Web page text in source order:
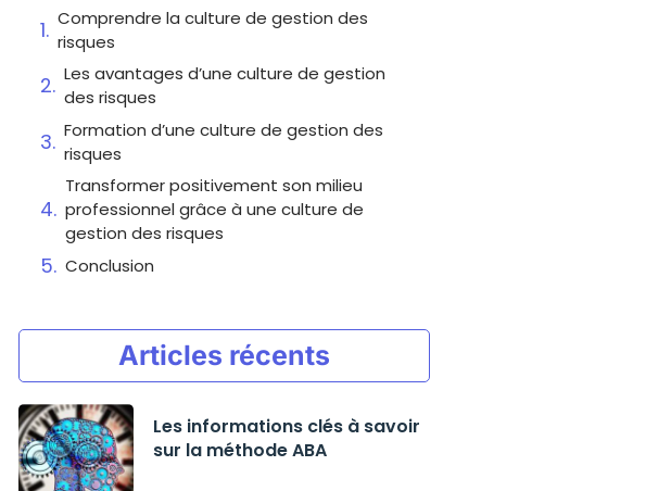
Comprendre la culture de gestion des
risques
Les avantages d’une culture de gestion
des risques
Formation d’une culture de gestion des
risques
Transformer positivement son milieu
professionnel grâce à une culture de
gestion des risques
Conclusion
Articles récents
Les informations clés à savoir
sur la méthode ABA